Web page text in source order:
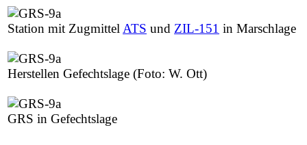
Station mit Zugmittel ATS und ZIL-151 in Marschlage
Herstellen Gefechtslage (Foto: W. Ott)
GRS in Gefechtslage